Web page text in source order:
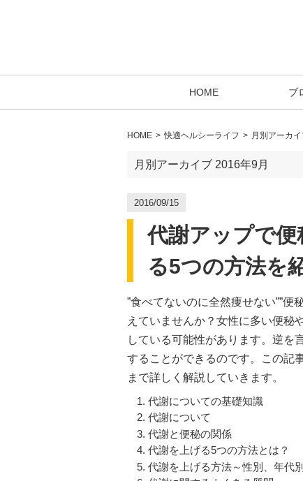
HOME ブ
HOME 快適ヘルシーライフ 月別アーカ
月別アーカイブ 2016年9月
2016/09/15
代謝アップで
る5つの方法を
”食べてないのに全然痩せない””
えていませんか？女性に多い便秘
している可能性があります。逆を
することができるのです。この記
まで詳しく解説していきます。
代謝についての基礎知識
代謝について
代謝と便秘の関係
代謝を上げる5つの方法とは？
代謝を上げる方法～性別、年代